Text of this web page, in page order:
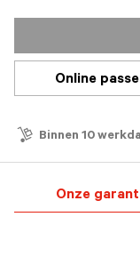
Online
Binnen 10
Onze